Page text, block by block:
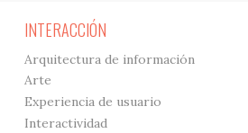
INTERACCIÓN
Arquitectura de información
Arte
Experiencia de usuario
Interactividad